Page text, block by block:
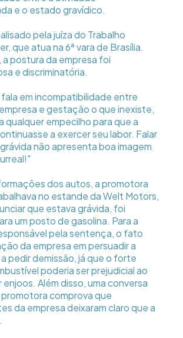
e o estado gravídico.
pela juíza do Trabalho
que atua na 6ª vara de Brasília.
a postura da empresa foi
e discriminatória.
fala em incompatibilidade entre
e gestação o que inexiste,
qualquer empecilho para que a
a exercer seu labor. Falar
não apresenta boa imagem
dos autos, a promotora
no estande da Welt Motors,
que estava grávida, foi
um posto de gasolina. Para a
pela sentença, o fato
da empresa em persuadir a
pedir demissão, já que o forte
poderia ser prejudicial ao
Além disso, uma conversa
comprova que
da empresa deixaram claro que a